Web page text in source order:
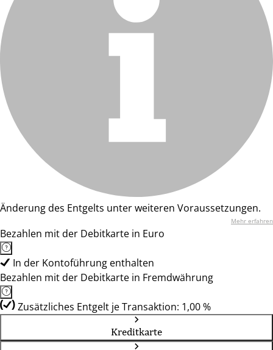
Änderung des Entgelts unter weiteren Voraussetzungen.
Mehr erfahren
Bezahlen mit der Debitkarte in Euro
In der Kontoführung enthalten
Bezahlen mit der Debitkarte in Fremdwährung
Zusätzliches Entgelt je Transaktion: 1,00 %
Kreditkarte